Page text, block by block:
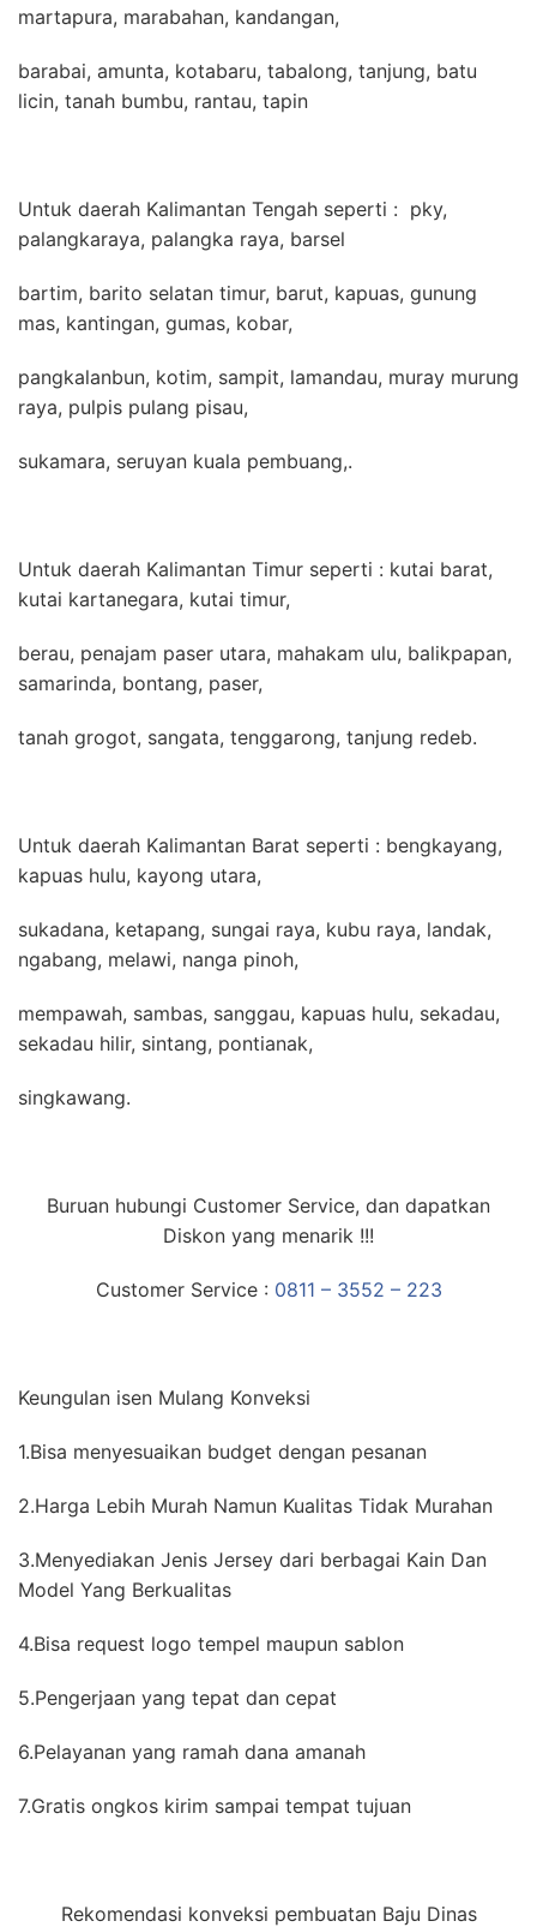
martapura, marabahan, kandangan,
barabai, amunta, kotabaru, tabalong, tanjung, batu
licin, tanah bumbu, rantau, tapin
Untuk daerah Kalimantan Tengah seperti : pky,
palangkaraya, palangka raya, barsel
bartim, barito selatan timur, barut, kapuas, gunung
mas, kantingan, gumas, kobar,
pangkalanbun, kotim, sampit, lamandau, muray murung
raya, pulpis pulang pisau,
sukamara, seruyan kuala pembuang,.
Untuk daerah Kalimantan Timur seperti : kutai barat,
kutai kartanegara, kutai timur,
berau, penajam paser utara, mahakam ulu, balikpapan,
samarinda, bontang, paser,
tanah grogot, sangata, tenggarong, tanjung redeb.
Untuk daerah Kalimantan Barat seperti : bengkayang,
kapuas hulu, kayong utara,
sukadana, ketapang, sungai raya, kubu raya, landak,
ngabang, melawi, nanga pinoh,
mempawah, sambas, sanggau, kapuas hulu, sekadau,
sekadau hilir, sintang, pontianak,
singkawang.
Buruan hubungi Customer Service, dan dapatkan
Diskon yang menarik !!!
Customer Service : 0811 – 3552 – 223
Keungulan isen Mulang Konveksi
1.Bisa menyesuaikan budget dengan pesanan
2.Harga Lebih Murah Namun Kualitas Tidak Murahan
3.Menyediakan Jenis Jersey dari berbagai Kain Dan
Model Yang Berkualitas
4.Bisa request logo tempel maupun sablon
5.Pengerjaan yang tepat dan cepat
6.Pelayanan yang ramah dana amanah
7.Gratis ongkos kirim sampai tempat tujuan
Rekomendasi konveksi pembuatan Baju Dinas